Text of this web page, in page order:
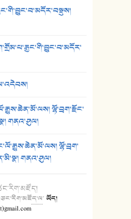
ལྷོ་བྲག་རྫོང་
གནའ་ཤུལ།
ལྷོ་བྲག་
གནའ་ཤུལ།
་ ཡོད།